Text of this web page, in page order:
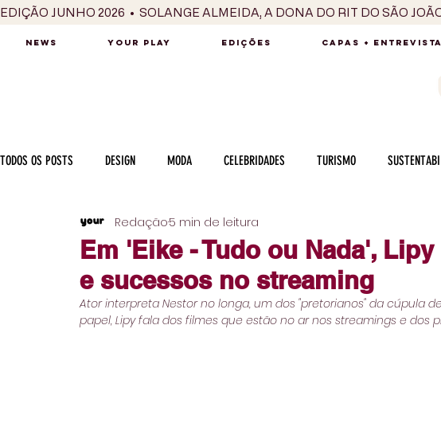
EDIÇÃO JUNHO 2026  •  SOLANGE ALMEIDA, A DONA DO RIT DO SÃO
NEWS YOUR PLAY EDIÇÕES CAPAS +
TODOS OS POSTS DESIGN MODA CELEBRIDADES TURISMO
MÚSICA SÉRIES / TV INTERNACIONAL
CULINÁRIA PESSOAS CARREIRA VINHOS
Em 'Eike - Tudo ou Nada',
e sucessos no streaming
Redação5 min de leitura
Ator interpreta Nestor no longa, um dos "pretorianos" da cúpula
papel, Lipy fala dos filmes que estão no ar nos streamings e dos